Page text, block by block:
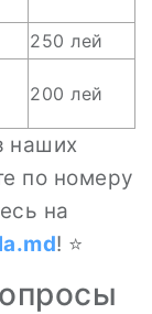
250 лей
200 лей
наших
по номеру
на
! ⭐